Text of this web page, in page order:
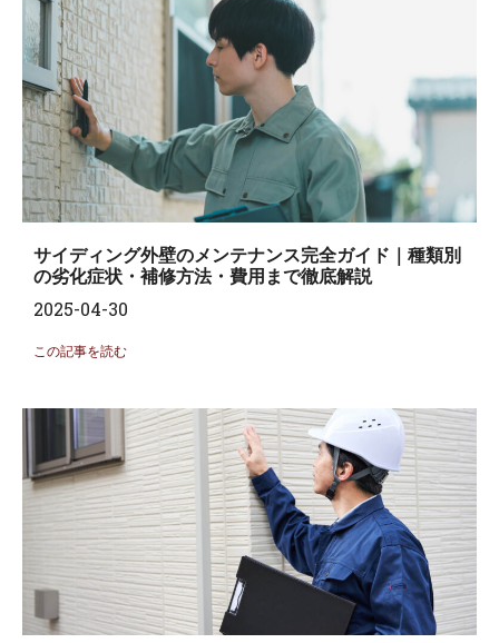
サイディング外壁のメンテナンス完全ガイド｜種類別
の劣化症状・補修方法・費用まで徹底解説
2025-04-30
この記事を読む